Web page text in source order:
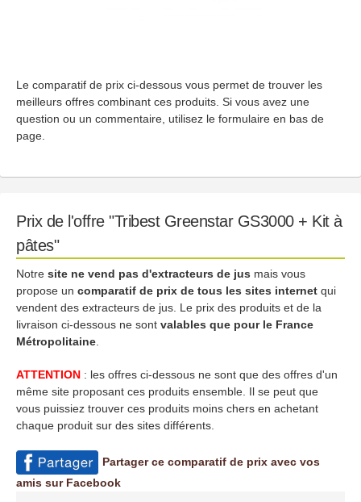
Le comparatif de prix ci-dessous vous permet de trouver les
meilleurs offres combinant ces produits. Si vous avez une
question ou un commentaire, utilisez le formulaire en bas de
page.
Prix de l'offre "Tribest Greenstar GS3000 + Kit à
pâtes"
Notre site ne vend pas d'extracteurs de jus mais vous
propose un comparatif de prix de tous les sites internet qui
vendent des extracteurs de jus. Le prix des produits et de la
livraison ci-dessous ne sont valables que pour le France
Métropolitaine
ATTENTION : les offres ci-dessous ne sont que des offres d'un
même site proposant ces produits ensemble. Il se peut que
vous puissiez trouver ces produits moins chers en achetant
chaque produit sur des sites différents.
Partager ce comparatif de prix avec vos
amis sur Facebook